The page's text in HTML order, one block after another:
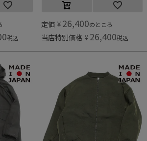
税込
定価 ¥ 26,400のところ
当店特別価格 ¥ 26,400税込